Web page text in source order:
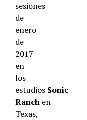
sesiones
de
enero
de
2017
en
los
estudiosSonic
Ranchen
Texas,